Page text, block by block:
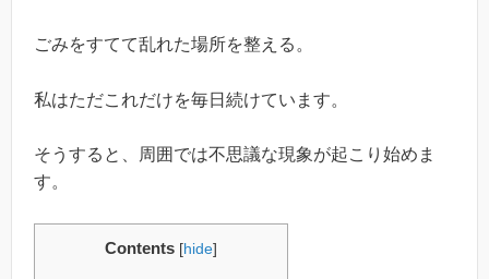
ごみをすてて乱れた場所を整える。
私はただこれだけを毎日続けています。
そうすると、周囲では不思議な現象が起こり始めま
す。
Contents [hide]